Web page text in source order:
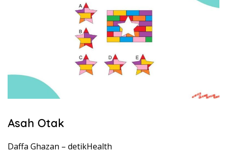
Asah Otak
Daffa Ghazan – detikHealth